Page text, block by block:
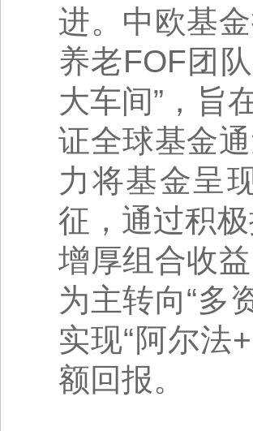
进。中欧基
养老FOF团
大车间”，旨
证全球基金
力将基金呈
征，通过积
增厚组合收
为主转向“多
实现“阿尔法
额回报。